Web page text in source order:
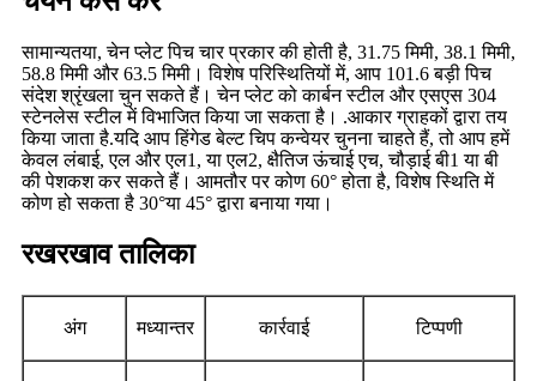
सामान्यतया, चेन प्लेट पिच चार प्रकार की होती है, 31.75 मिमी, 38.1 मिमी,
58.8 मिमी और 63.5 मिमी। विशेष परिस्थितियों में, आप 101.6 बड़ी पिच
संदेश श्रृंखला चुन सकते हैं। चेन प्लेट को कार्बन स्टील और एसएस 304
स्टेनलेस स्टील में विभाजित किया जा सकता है। .आकार ग्राहकों द्वारा तय
किया जाता है.यदि आप हिंगेड बेल्ट चिप कन्वेयर चुनना चाहते हैं, तो आप हमें
केवल लंबाई, एल और एल1, या एल2, क्षैतिज ऊंचाई एच, चौड़ाई बी1 या बी
की पेशकश कर सकते हैं। आमतौर पर कोण 60° होता है, विशेष स्थिति में
कोण हो सकता है 30°या 45° द्वारा बनाया गया।
रखरखाव तालिका
अंग मध्यान्तर कार्रवाई टिप्पणी